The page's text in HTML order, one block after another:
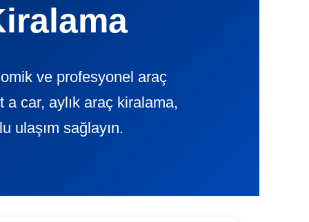
ve profesyonel araç
car, aylık araç kiralama,
ulaşım sağlayın.